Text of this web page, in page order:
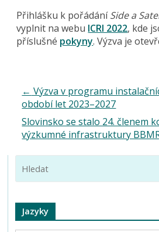
Přihlášku k pořádáníSide a
vyplnit na webu ICRI 2022, kde
příslušné pokyny. Výzva je
← Výzva v programu
období let 2023–2027
Slovinsko se stalo 24. členem
výzkumné infrastruktury
Jazyky